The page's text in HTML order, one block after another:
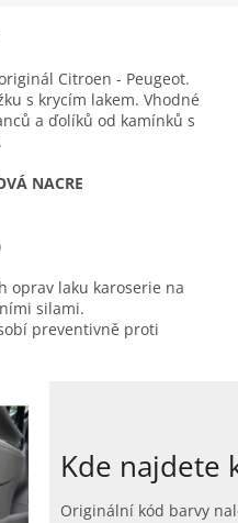
Citroen - Peugeot.
s krycím lakem. Vhodné
a ďolíků od kamínků s
NACRE
oprav laku karoserie na
silami.
preventivně proti
Kde najdete
Originální kód barvy